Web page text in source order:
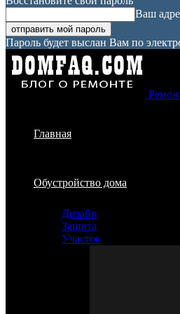
Ваш
Пароль будет выслан Вам по
Главная
Обустройство дома
Дизайн
Защита
Участок